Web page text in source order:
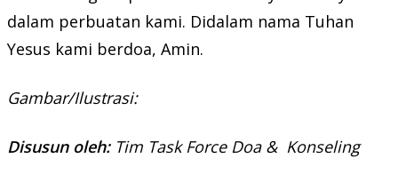
dalam perbuatan kami. Didalam nama Tuhan
Yesus kami berdoa, Amin.
Gambar/Ilustrasi:
Disusun oleh: Tim Task Force Doa & Konseling